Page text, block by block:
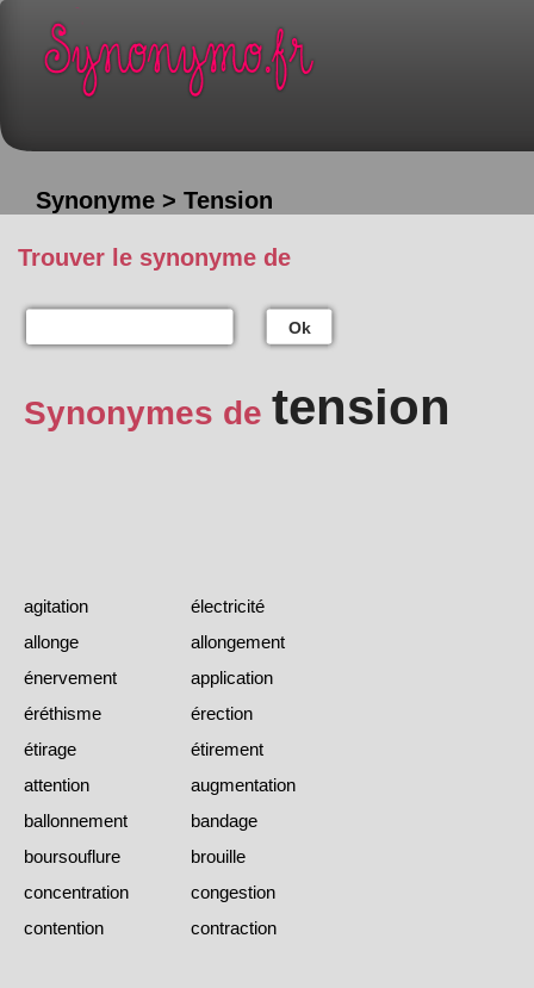
Synonyme > Tension
Trouver le synonyme de
Ok
Synonymes de tension
agitation
électricité
allonge
allongement
énervement
application
éréthisme
érection
étirage
étirement
attention
augmentation
ballonnement
bandage
boursouflure
brouille
concentration
congestion
contention
contraction